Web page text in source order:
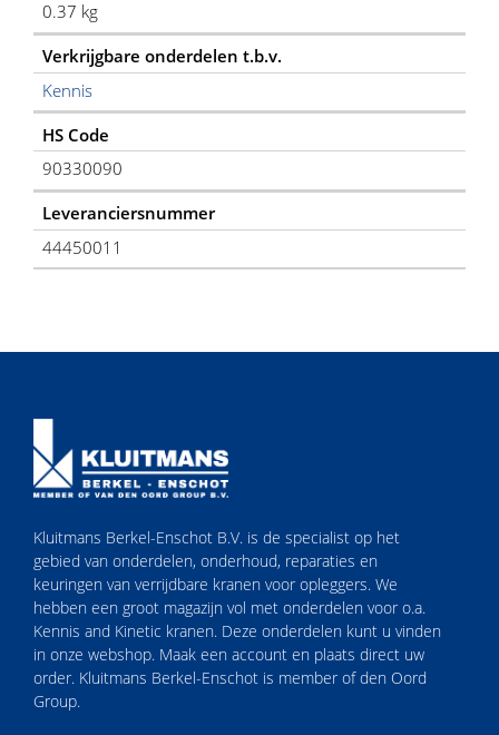
0.37 kg
Verkrijgbare onderdelen t.b.v.
Kennis
HS Code
90330090
Leveranciersnummer
44450011
Kluitmans Berkel-Enschot B.V. is de specialist op het
gebied van onderdelen, onderhoud, reparaties en
keuringen van verrijdbare kranen voor opleggers. We
hebben een groot magazijn vol met onderdelen voor o.a.
Kennis and Kinetic kranen. Deze onderdelen kunt u vinden
in onze webshop. Maak een account en plaats direct uw
order. Kluitmans Berkel-Enschot is member of den Oord
Group.